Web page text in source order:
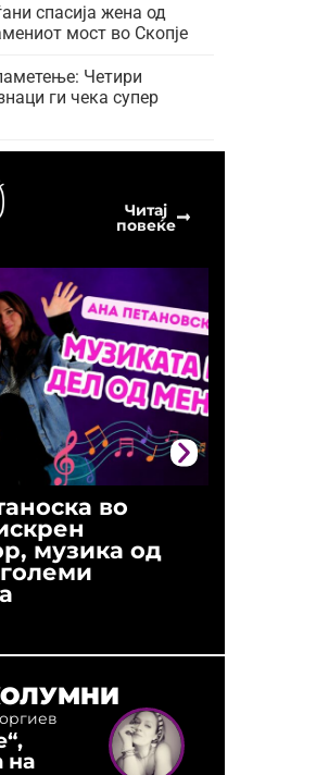
спасија жена од
мост во Скопје
Четири
ги чека супер
Читај
повеќе
во
музика од
на